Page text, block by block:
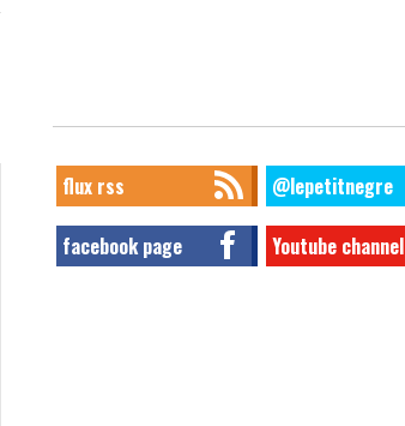
flux rss @lepetitnegre
facebook page Youtube channel